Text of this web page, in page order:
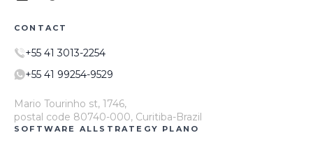
CONTACT
+55 41 3013-2254
+55 41 99254-9529
Mario Tourinho st, 1746,
postal code 80740-000, Curitiba-Brazil
SOFTWARE ALLSTRATEGY PLANO